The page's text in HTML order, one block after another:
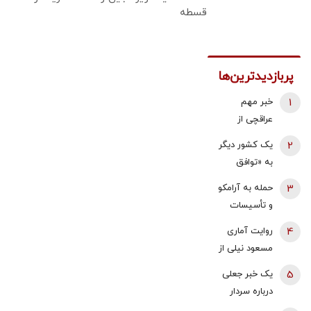
قسطه
پربازدیدترین‌ها
خبر مهم
عراقچی از
عمان درباره
تنگه هرمز
1
یک کشور دیگر
به «توافق
پیوندد/ ترکیه
راحت کرد
2
حمله به آرامکو
و تأسیسات
به آتش سوزی
در پالایشگاه
3
روایت آماری
مسعود نیلی از
4
یک خبر جعلی
درباره سردار
5